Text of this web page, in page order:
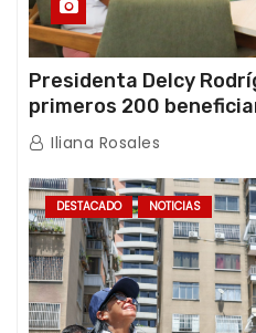
Presidenta Delcy
primeros 200
de los Abuelos “La
Iliana Rosales
DESTACADO NOTICIAS